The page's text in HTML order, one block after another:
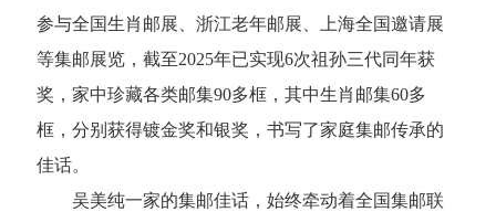
参与全国生肖邮展、浙江老年邮展、上海全国邀请展
等集邮展览，截至2025年已实现6次祖孙三代同年获
奖，家中珍藏各类邮集90多框，其中生肖邮集60多
框，分别获得镀金奖和银奖，书写了家庭集邮传承的
佳话。
吴美纯一家的集邮佳话，始终牵动着全国集邮联